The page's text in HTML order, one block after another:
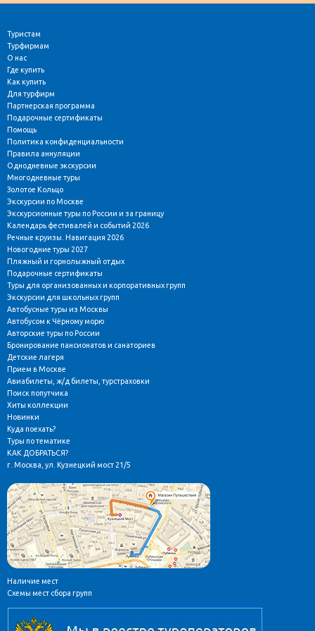
Туристам
Турфирмам
О нас
Где купить
Как купить
Для турфирм
Партнерская программа
Подарочные сертификаты
Помощь
Политика конфиденциальности
Правила аннуляции
Однодневные экскурсии
Многодневные туры
Золотое Кольцо
Экскурсии по Москве
Экскурсионные туры по России и за границу
Календарь фестивалей и событий 2026
Речные круизы. Навигация 2026
Новогодние туры 2027
Пляжный и горнолыжный отдых
Подарочные сертификаты
Туры для организованных и корпоративных групп
Экскурсии для школьных групп
Автобусные туры из Москвы
Автобусом к Чёрному морю
Авторские туры по России
Бронирование пансионатов и санаториев
Детские лагеря
Прием в Москве
Авиабилеты, ж/д билеты, турстраховки
Поиск попутчика
Хиты коллекции
Новинки
Куда поехать?
Туры по тематике
КАК ДОБРАТЬСЯ?
г. Москва, ул. Кузнецкий мост 21/5
Наличие мест
Схемы мест сбора групп